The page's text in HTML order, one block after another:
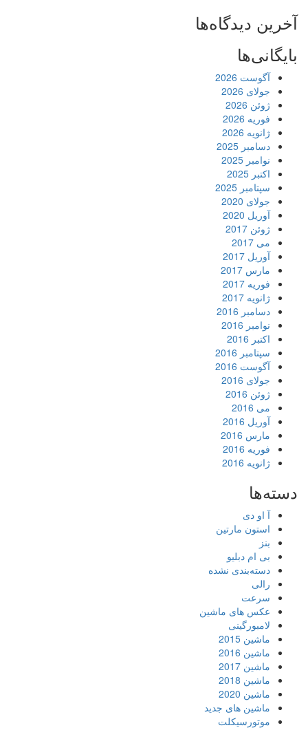
آخرین دیدگاه‌ها
بایگانی‌ها
آگوست 2026
جولای 2026
ژوئن 2026
فوریه 2026
ژانویه 2026
دسامبر 2025
نوامبر 2025
اکتبر 2025
سپتامبر 2025
جولای 2020
آوریل 2020
ژوئن 2017
می 2017
آوریل 2017
مارس 2017
فوریه 2017
ژانویه 2017
دسامبر 2016
نوامبر 2016
اکتبر 2016
سپتامبر 2016
آگوست 2016
جولای 2016
ژوئن 2016
می 2016
آوریل 2016
مارس 2016
فوریه 2016
ژانویه 2016
دسته‌ها
آ او دی
استون مارتین
بنز
بی ام دبلیو
دسته‌بندی نشده
رالی
سرعت
عکس های ماشین
لامبورگینی
ماشین 2015
ماشین 2016
ماشین 2017
ماشین 2018
ماشین 2020
ماشین های جدید
موتورسیکلت